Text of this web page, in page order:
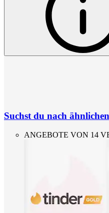
Suchst du nach
ANGEBOTE VON 14